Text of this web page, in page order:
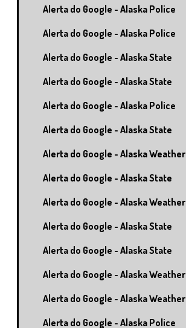
Alerta do Google - Alaska Police
Alerta do Google - Alaska Police
Alerta do Google - Alaska State
Alerta do Google - Alaska State
Alerta do Google - Alaska Police
Alerta do Google - Alaska State
Alerta do Google - Alaska Weather
Alerta do Google - Alaska State
Alerta do Google - Alaska Weather
Alerta do Google - Alaska State
Alerta do Google - Alaska State
Alerta do Google - Alaska Weather
Alerta do Google - Alaska Weather
Alerta do Google - Alaska Police